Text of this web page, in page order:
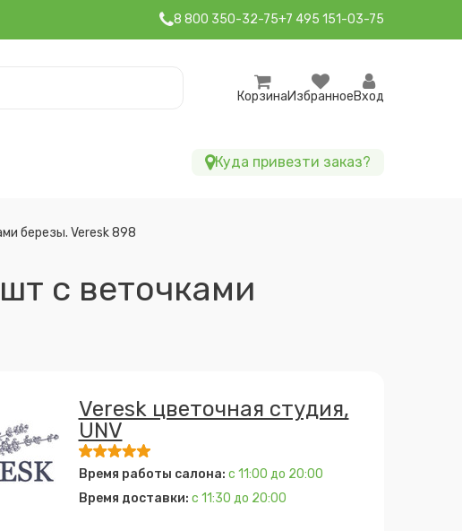
8 800 350-32-75+7 495 151-03-75
КорзинаИзбранноеВход
Куда привезти заказ?
березы. Veresk 898
Veresk цветочная студия,
UNV
Время работы салона: с 11:00 до 20:00
Время доставки: с 11:30 до 20:00